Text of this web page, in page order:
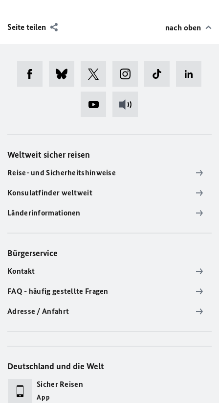
Seite teilen nach oben
Weltweit sicher reisen
Reise- und Sicherheitshinweise
Konsulatfinder weltweit
Länderinformationen
Bürgerservice
Kontakt
FAQ - häufig gestellte Fragen
Adresse / Anfahrt
Deutschland und die Welt
Sicher Reisen
App